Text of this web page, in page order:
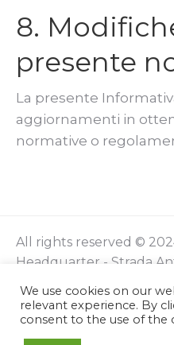
8.
presente
La presente
aggiornamenti in
normative o
All rights reserved ©
Headquarter - Strada
Privacy Policy|Cookies
We use cookies on our
relevant experience. By
consent to the use of the